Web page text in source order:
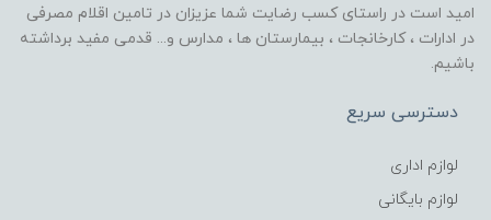
امید است در راستای کسب رضایت شما عزیزان در تامین اقلام مصرفی
در ادارات ، کارخانجات ، بیمارستان ها ، مدارس و... قدمی مفید برداشته
باشیم.
دسترسی سریع
لوازم اداری
لوازم بایگانی